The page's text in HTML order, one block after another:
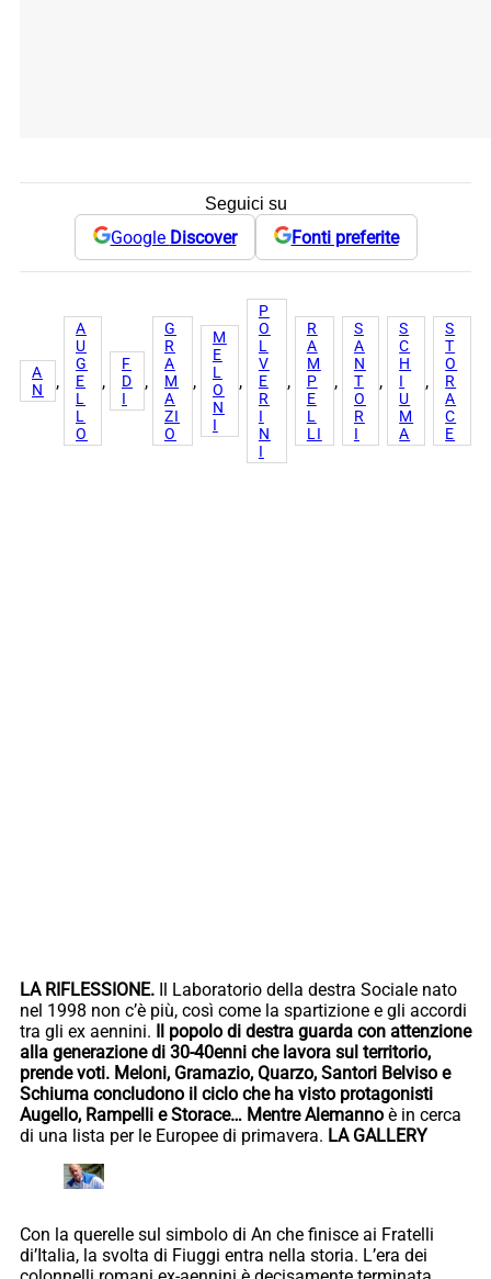
Seguici su
Google Discover Fonti preferite
A
N
,
A
U
G
E
L
L
O
,
F
D
I
,
G
R
A
M
A
ZI
O
,
M
E
L
O
N
I
,
P
O
L
V
E
R
I
N
I
,
R
A
M
P
E
L
LI
,
S
A
N
T
O
R
I
,
S
C
H
I
U
M
A
,
S
T
O
R
A
C
E
LA RIFLESSIONE. Il Laboratorio della destra Sociale nato
nel 1998 non c’è più, così come la spartizione e gli accordi
tra gli ex aennini.
Il popolo di destra guarda con attenzione
alla generazione di 30-40enni che lavora sul territorio,
prende voti. Meloni, Gramazio, Quarzo, Santori Belviso e
Schiuma concludono il ciclo che ha visto protagonisti
Augello, Rampelli e Storace… Mentre Alemanno è in cerca
di una lista per le Europee di primavera. LA GALLERY
Con la querelle sul simbolo di An che finisce ai Fratelli
di’Italia, la svolta di Fiuggi entra nella storia. L’era dei